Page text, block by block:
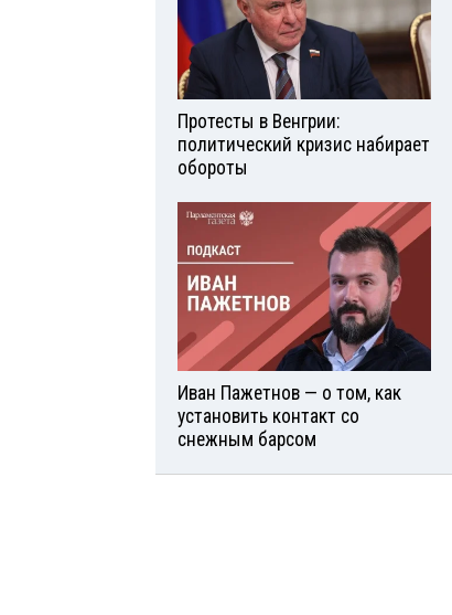
Протесты в Венгрии:
политический кризис набирает
обороты
Иван Пажетнов — о том, как
установить контакт со
снежным барсом